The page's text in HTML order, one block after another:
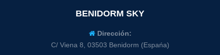
BENIDORM SKY
Dirección:
C/ Viena 8, 03503 Benidorm (Espańa)